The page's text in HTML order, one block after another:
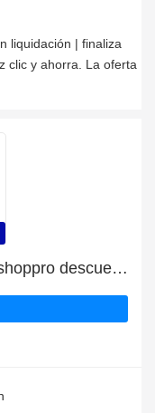
liquidación | finaliza
clic y ahorra. La oferta
Gran ahorro en rebajas | Paintshoppro descuento